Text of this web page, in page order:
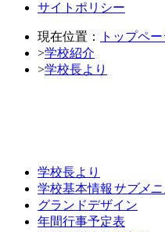
サイトポリシー
現在位置：
トップペー
>学校紹介
>学校長より
学校長より
学校基本情報 サブメ
グランドデザイン
年間行事予定表